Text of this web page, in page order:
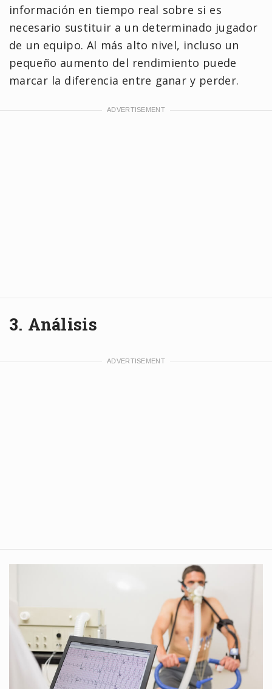
información en tiempo real sobre si es
necesario sustituir a un determinado jugador
de un equipo. Al más alto nivel, incluso un
pequeño aumento del rendimiento puede
marcar la diferencia entre ganar y perder.
3. Análisis